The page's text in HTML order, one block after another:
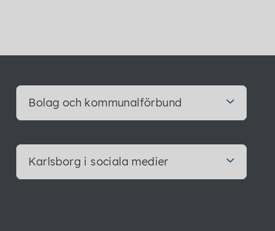
Bolag och kommunalförbund
Karlsborg i sociala medier